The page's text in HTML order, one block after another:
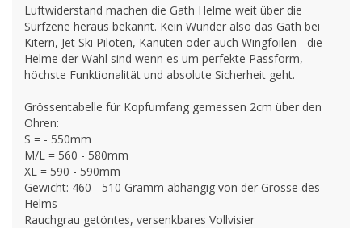
Luftwiderstand machen die Gath Helme weit über die
Surfzene heraus bekannt. Kein Wunder also das Gath bei
Kitern, Jet Ski Piloten, Kanuten oder auch Wingfoilen - die
Helme der Wahl sind wenn es um perfekte Passform,
höchste Funktionalität und absolute Sicherheit geht.
Grössentabelle für Kopfumfang gemessen 2cm über den
Ohren:
S = - 550mm
M/L = 560 - 580mm
XL = 590 - 590mm
Gewicht: 460 - 510 Gramm abhängig von der Grösse des
Helms
Rauchgrau getöntes, versenkbares Vollvisier